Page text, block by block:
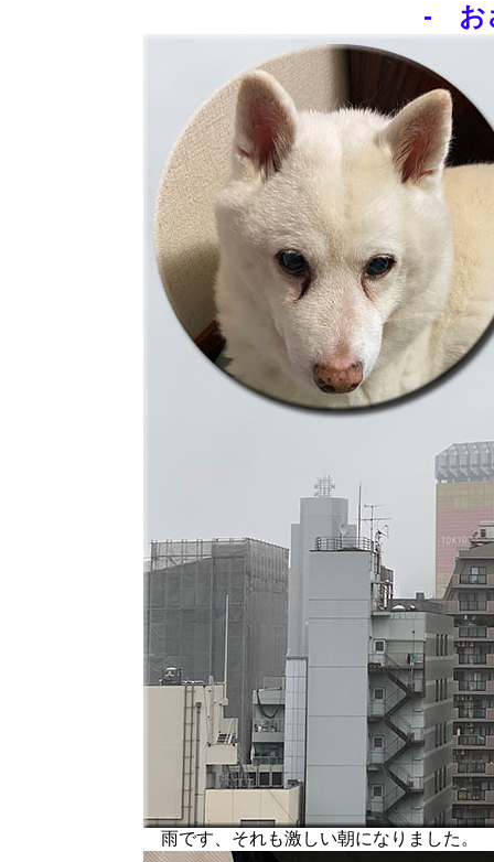
- お
雨です、それも激しい朝になりました。